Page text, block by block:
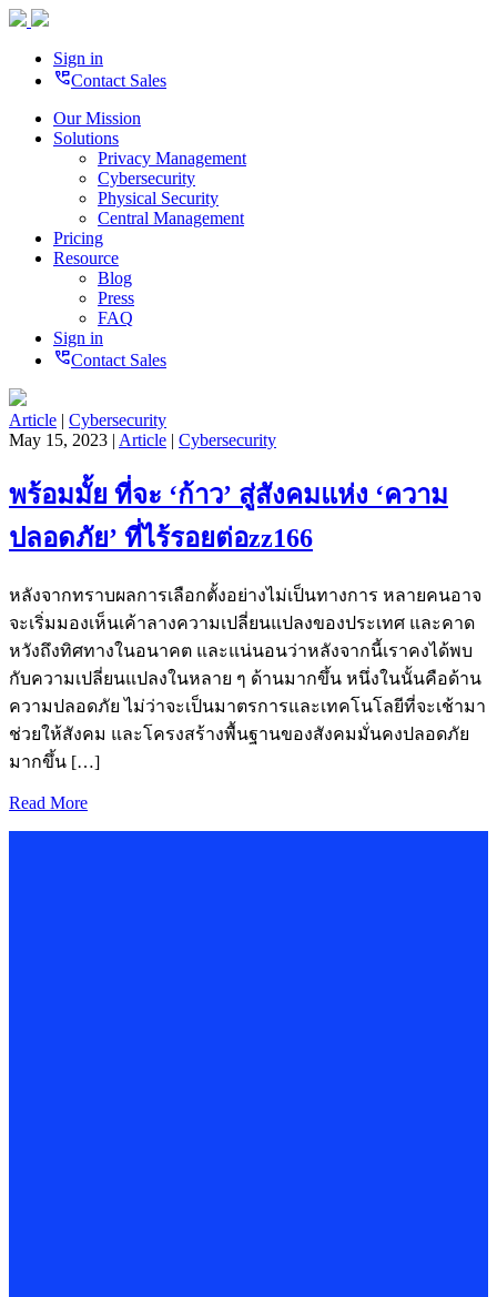
Sign in
perm_phone_msgContact Sales
Our Mission
Solutions
Privacy Management
Cybersecurity
Physical Security
Central Management
Pricing
Resource
Blog
Press
FAQ
Sign in
perm_phone_msgContact Sales
Article | Cybersecurity
May 15, 2023 | Article | Cybersecurity
พร้อมมั้ย ที่จะ ‘ก้าว’ สู่สังคมแห่ง ‘ความ
ปลอดภัย’ ที่ไร้รอยต่อzz166
หลังจากทราบผลการเลือกตั้งอย่างไม่เป็นทางการ หลายคนอาจ
จะเริ่มมองเห็นเค้าลางความเปลี่ยนแปลงของประเทศ และคาด
หวังถึงทิศทางในอนาคต และแน่นอนว่าหลังจากนี้เราคงได้พบ
กับความเปลี่ยนแปลงในหลาย ๆ ด้านมากขึ้น หนึ่งในนั้นคือด้าน
ความปลอดภัย ไม่ว่าจะเป็นมาตรการและเทคโนโลยีที่จะเช้ามา
ช่วยให้สังคม และโครงสร้างพื้นฐานของสังคมมั่นคงปลอดภัย
มากขึ้น […]
Read More